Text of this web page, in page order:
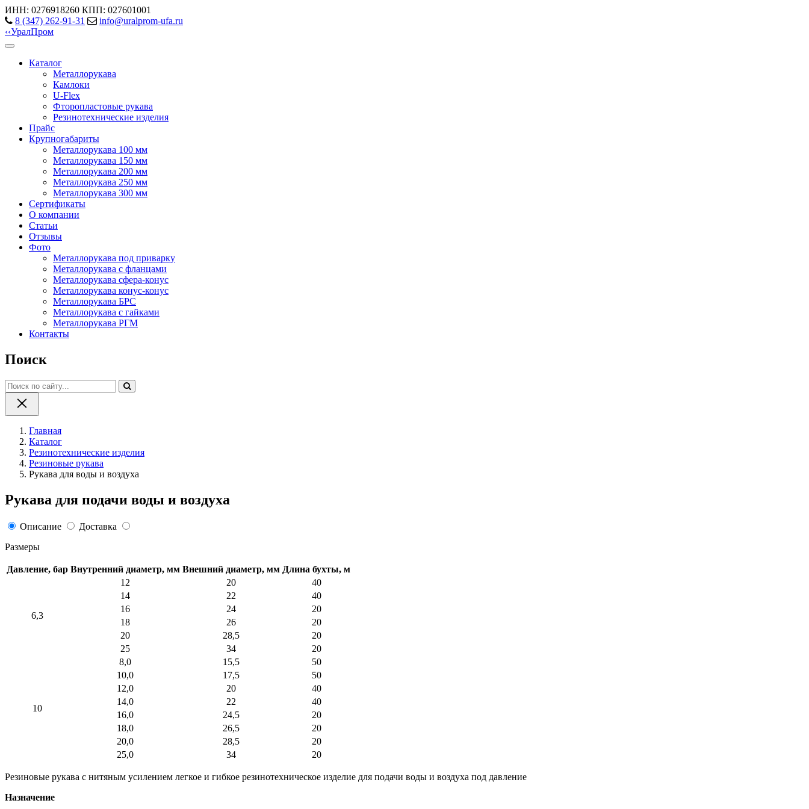
ИНН: 0276918260 КПП: 027601001
8 (347) 262‑91‑31
info@uralprom-ufa.ru
‹‹УралПром
Каталог
Металлорукава
Камлоки
U-Flex
Фторопластовые рукава
Резинотехнические изделия
Прайс
Крупногабариты
Металлорукава 100 мм
Металлорукава 150 мм
Металлорукава 200 мм
Металлорукава 250 мм
Металлорукава 300 мм
Сертификаты
О компании
Статьи
Отзывы
Фото
Металлорукава под приварку
Металлорукава с фланцами
Металлорукава сфера-конус
Металлорукава конус-конус
Металлорукава БРС
Металлорукава с гайками
Металлорукава РГМ
Контакты
Поиск
Главная
Каталог
Резинотехнические изделия
Резиновые рукава
Рукава для воды и воздуха
Рукава для подачи воды и воздуха
Описание
Доставка
Размеры
Давление, бар Внутренний диаметр, мм Внешний диаметр, мм Длина бухты, м
6,3
12 20
40
14
22
40
16
24
20
18
26
20
20
28,5
20
25
34 20
10
8,0 15,5
50
10,0
17,5
50
12,0
20
40
14,0
22
40
16,0
24,5
20
18,0
26,5
20
20,0
28,5
20
25,0
34 20
Резиновые рукава с нитяным усилением легкое и гибкое резинотехническое изделие для подачи воды и воздуха под давление
Назначение